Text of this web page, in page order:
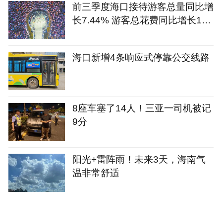
前三季度海口接待游客总量同比增
长7.44% 游客总花费同比增长12.
海口新增4条响应式停靠公交线路
8座车塞了14人！三亚一司机被记
9分
阳光+雷阵雨！未来3天，海南气
温非常舒适